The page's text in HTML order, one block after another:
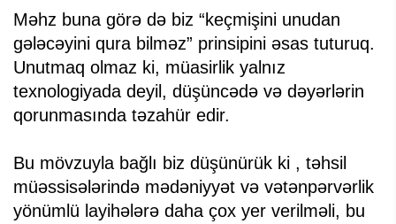
Məhz buna görə də biz “keçmişini unudan
gələcəyini qura bilməz” prinsipini əsas tuturuq.
Unutmaq olmaz ki, müasirlik yalnız
texnologiyada deyil, düşüncədə və dəyərlərin
qorunmasında təzahür edir.
Bu mövzuyla bağlı biz düşünürük ki , təhsil
müəssisələrində mədəniyyət və vətənpərvərlik
yönümlü layihələrə daha çox yer verilməli, bu